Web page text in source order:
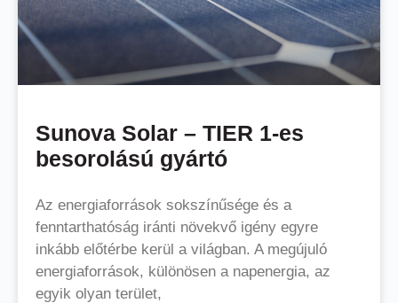
Sunova Solar – TIER 1-es
besorolású gyártó
Az energiaforrások sokszínűsége és a
fenntarthatóság iránti növekvő igény egyre
inkább előtérbe kerül a világban. A megújuló
energiaforrások, különösen a napenergia, az
egyik olyan terület,